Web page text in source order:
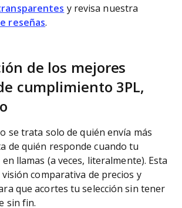
y revisa nuestra
reseñas.
de los mejores
cumplimiento 3PL,
se trata solo de quién envía más
de quién responde cuando tu
llamas (a veces, literalmente). Esta
comparativa de precios y
que acortes tu selección sin tener
sin fin.